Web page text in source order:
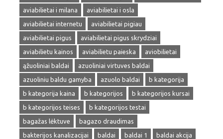
aviabilietai i milana
aviabilietai i osla
aviabilietai internetu
aviabilietai pigiau
aviabilietai pigus
aviabilietai pigus skrydziai
aviabilietu kainos
aviabilietu paieska
aviobilietai
ąžuoliniai baldai
azuoliniai virtuves baldai
azuoliniu baldu gamyba
azuolo baldai
b kategorija
b kategorija kaina
b kategorijos
b kategorijos kursai
b kategorijos teises
b kategorijos testai
bagažas lėktuve
bagazo draudimas
bakterijos kanalizacijai
baldai baldai 1
baldai akcija